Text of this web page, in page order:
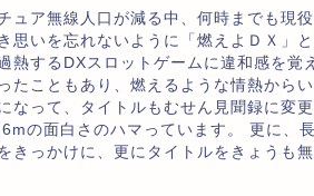
ュア無線人口が減る中、何時までも現
思いを忘れないように「燃えよＤＸ」
熱するDXスロットゲームに違和感を覚
たこともあり、燃えるような情熱から
なって、タイトルもむせん見聞録に変
の面白さのハマっています。 更に、
きっかけに、更にタイトルをきょうも